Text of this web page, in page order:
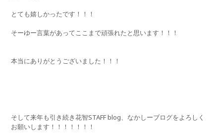
とても嬉しかったです！！！
そーゆー言葉があってここまで頑張れたと思います！！！
本当にありがとうございました！！！
そして来年も引き続き花智STAFF blog、なかしーブログをよろしく
お願いします！！！！！！！